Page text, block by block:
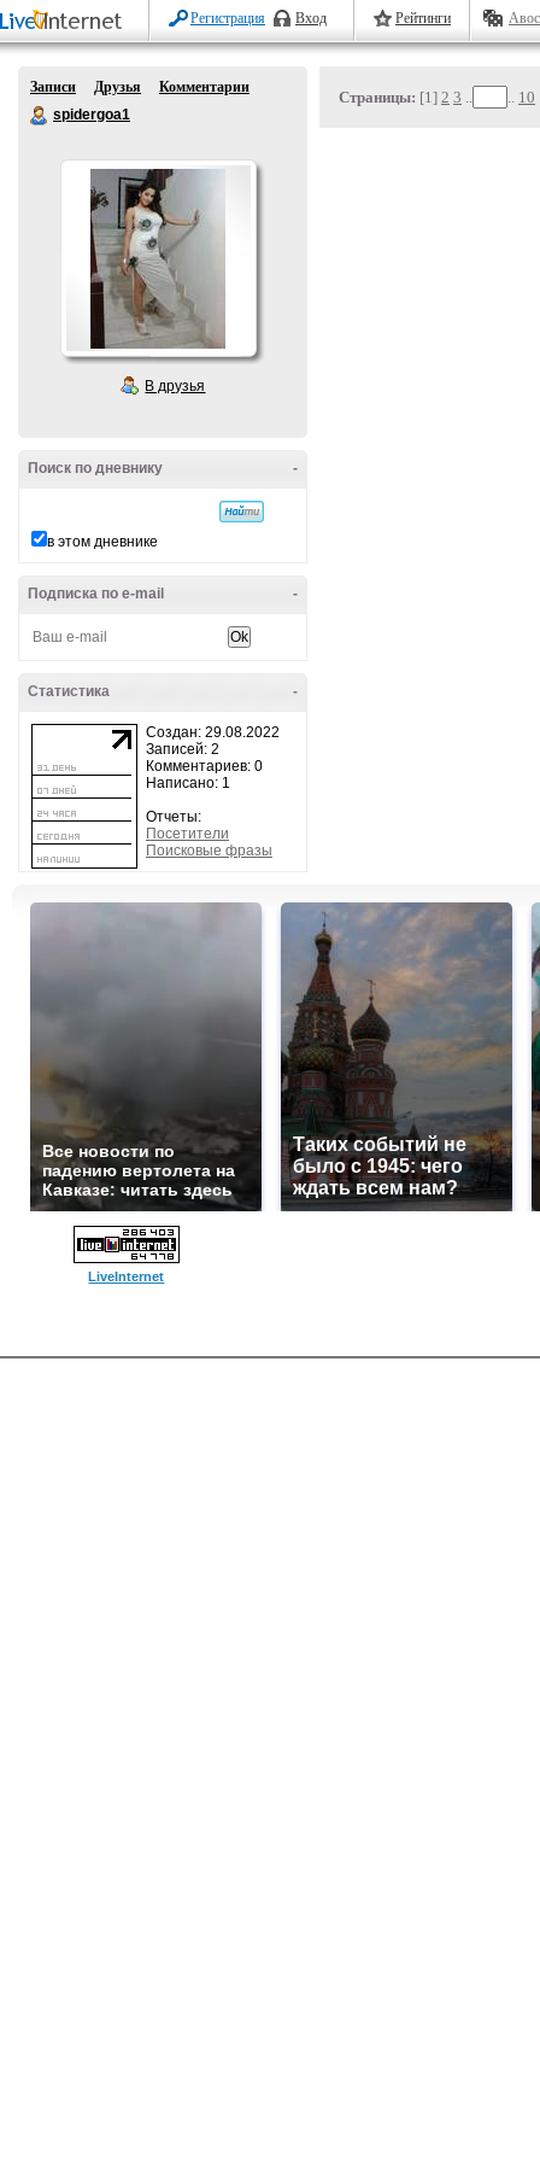
Регистрация Вход Рейтинги
Записи Друзья
Комментарии
spidergoa1
В друзья
-
Поиск по дневнику
в этом дневнике
-
Подписка по e-mail
-
Статистика
Создан: 29.08.2022
Записей: 2
Комментариев: 0
Написано: 1
Отчеты:
Посетители
Поисковые фразы
Страницы: [1] 2 3 .. .. 10
Все новости по
падению вертолета на
Кавказе: читать здесь
Таких событий не
было с 1945: чего
ждать всем нам?
LiveInternet